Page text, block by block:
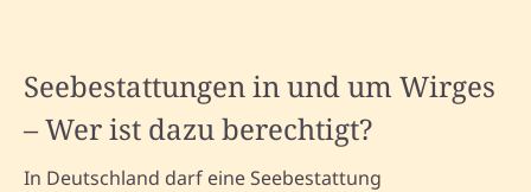
Seebestattungen in und um Wirges
– Wer ist dazu berechtigt?
In Deutschland darf eine Seebestattung